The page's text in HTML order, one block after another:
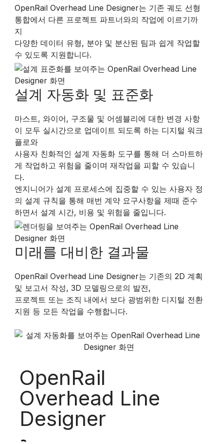
OpenRail Overhead Line Designer는 기존 궤도 선형
통합에서 다른 프로젝트 파트너와의 작업에 이르기까
지
다양한 데이터 유형, 분야 및 분산된 팀과 쉽게 작업할
수 있도록 지원합니다.
설계 자동화 및 표준화
마스트, 와이어, 구조물 및 어셈블리에 대한 변경 사항
이 모두 실시간으로 업데이트 되도록 하는 디지털 워크
플로와
사용자 친화적인 설계 자동화 도구를 통해 더 스마트하
게 작업하고 위험을 줄이며 재작업을 피할 수 있습니
다.
엔지니어가 설계 프로세스에 집중할 수 있는 사용자 정
의 설계 규칙을 통해 매번 계약 요구사항을 제때 준수
하면서 설계 시간, 비용 및 위험을 줄입니다.
미래를 대비한 결과물
OpenRail Overhead Line Designer는 기존의 2D 계획
및 보고서 작성, 3D 모델링으로의 발전,
프로젝트 또는 조직 내에서 보다 광범위한 디지털 전환
지원 등 모든 작업을 수행합니다.
OpenRail
Overhead Line
Designer